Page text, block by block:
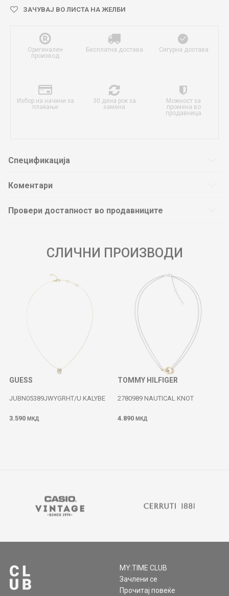
ЗАЧУВАЈ ВО ЛИСТА НА ЖЕЛБИ
Оригинален
производ
Бесплатна достава Сигурна достава
Избор на начини за
плаќање
30 дена рок за
замена
Можност за
промена во
продавница
Спецификација
Коментари
Провери достапност во продавниците
СЛИЧНИ ПРОИЗВОДИ
GUESS
JUBN05389JWYGRHT/U KALYBE
3.590 МКД
TOMMY HILFIGER
2780989 NAUTICAL KNOT
4.890 МКД
MY:TIME CLUB
Зачлени се
Прочитај повеќе